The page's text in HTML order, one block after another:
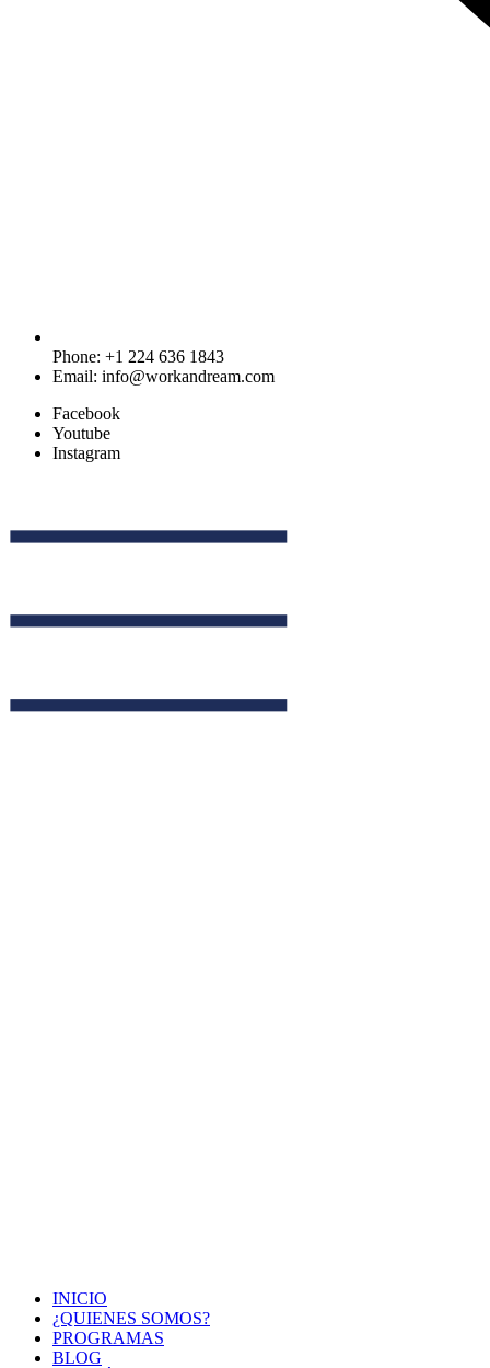
Phone: +1 224 636 1843
Email: info@workandream.com
Facebook
Youtube
Instagram
INICIO
¿QUIENES SOMOS?
PROGRAMAS
BLOG